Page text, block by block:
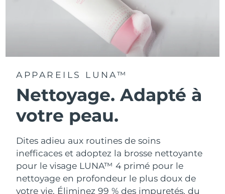
APPAREILS LUNA™
Nettoyage. Adapté à
votre peau.
Dites adieu aux routines de soins
inefficaces et adoptez la brosse nettoyante
pour le visage LUNA™ 4 primé pour le
nettoyage en profondeur le plus doux de
votre vie. Éliminez 99 % des impuretés, du